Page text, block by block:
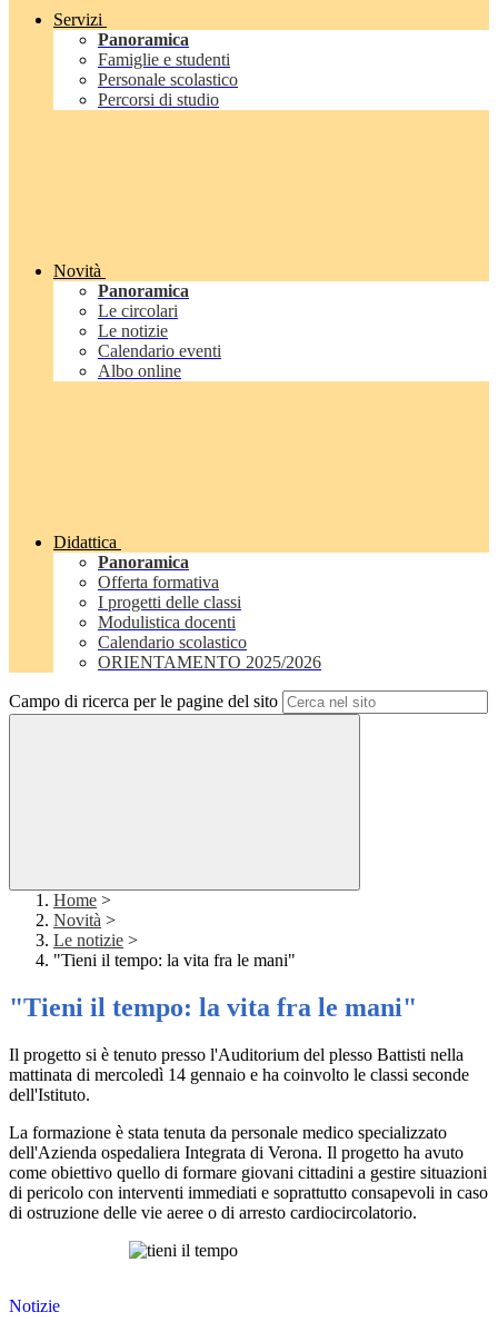
Servizi
Panoramica
Famiglie e studenti
Personale scolastico
Percorsi di studio
Novità
Panoramica
Le circolari
Le notizie
Calendario eventi
Albo online
Didattica
Panoramica
Offerta formativa
I progetti delle classi
Modulistica docenti
Calendario scolastico
ORIENTAMENTO 2025/2026
Campo di ricerca per le pagine del sito
Home >
Novità >
Le notizie >
"Tieni il tempo: la vita fra le mani"
"Tieni il tempo: la vita fra le mani"
Il progetto si è tenuto presso l'Auditorium del plesso Battisti nella
mattinata di mercoledì 14 gennaio e ha coinvolto le classi seconde
dell'Istituto.
La formazione è stata tenuta da personale medico specializzato
dell'Azienda ospedaliera Integrata di Verona. Il progetto ha avuto
come obiettivo quello di formare giovani cittadini a gestire situazioni
di pericolo con interventi immediati e soprattutto consapevoli in caso
di ostruzione delle vie aeree o di arresto cardiocircolatorio.
Notizie